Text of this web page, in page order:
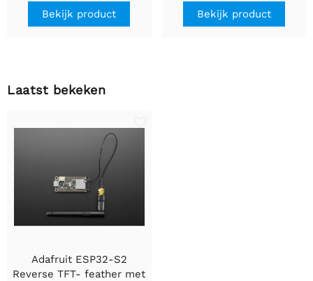
Bekijk product
LED's
Bekijk product
Laatst bekeken
Adafruit ESP32-S2
Reverse TFT- feather met